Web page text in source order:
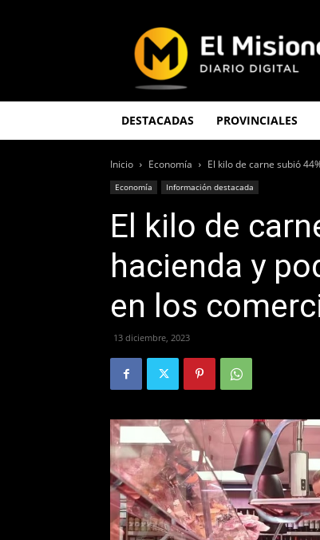
Misionero
DESTACADAS PROVINCIALES
Inicio Economía El kilo de carne subió
Economía Información destacada
El kilo de
hacienda y
en los
13 diciembre, 2023